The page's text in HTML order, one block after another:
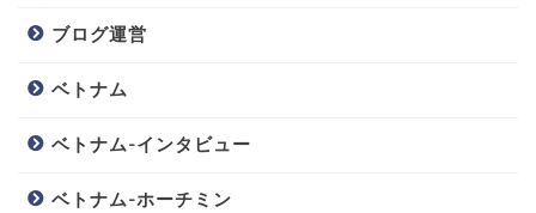
ブログ運営
ベトナム
ベトナム-インタビュー
ベトナム-ホーチミン